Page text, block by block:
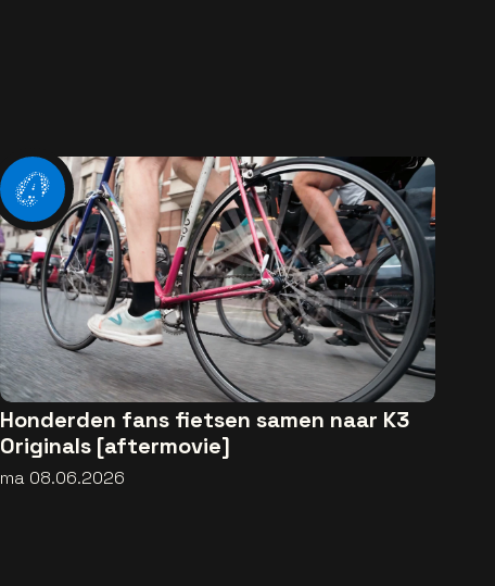
Honderden fans fietsen samen naar K3
Originals [aftermovie]
ma 08.06.2026